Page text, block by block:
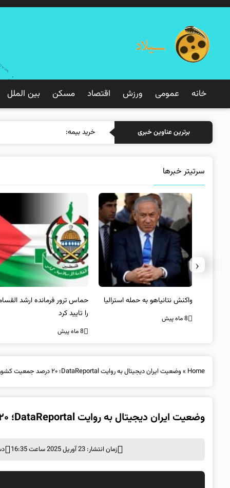
خانه عمومی ورزش اقتصاد مسکن بین الملل
برترین عناوین خبری خرید بیمه: سنتی یا آنلاین؟ کدامی
سرتیتر خبرها
واکنش نتانیاهو به حمله استرالیا
8 ماه پیش
حماس ترور فرمانده ارشد
را تایید کرد
8 ماه پیش
‹
Home
» وضعیت ایران دیجیتال به روایت DataReportal؛ ۲۰ درصد جمعیت کشور هنوز آفلاین است
وضعیت ایران دیجیتال به روایت DataReportal؛ ۲۰ درصد جمعیت کشور هنوز آفلاین است
زمان انتشار: 23 آوریل 2025 ساعت 16:35